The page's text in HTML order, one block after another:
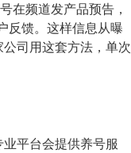
在频道发产品预告，
反馈。这样信息从曝
司用这套方法，单次
平台会提供养号服